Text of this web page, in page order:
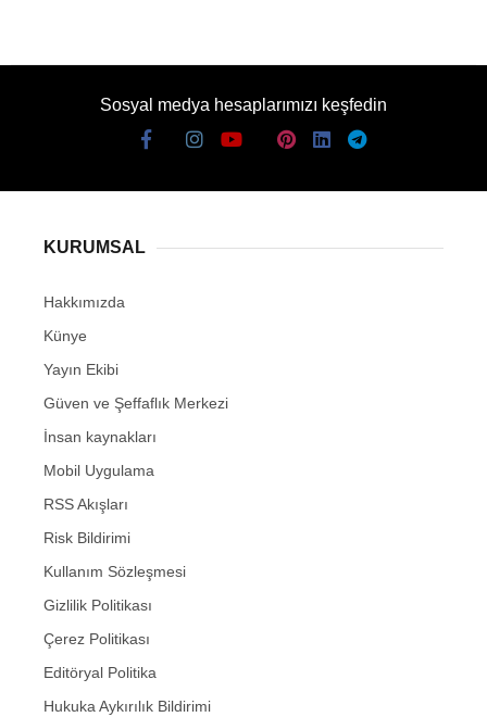
Sosyal medya hesaplarımızı keşfedin
KURUMSAL
Hakkımızda
Künye
Yayın Ekibi
Güven ve Şeffaflık Merkezi
İnsan kaynakları
Mobil Uygulama
RSS Akışları
Risk Bildirimi
Kullanım Sözleşmesi
Gizlilik Politikası
Çerez Politikası
Editöryal Politika
Hukuka Aykırılık Bildirimi